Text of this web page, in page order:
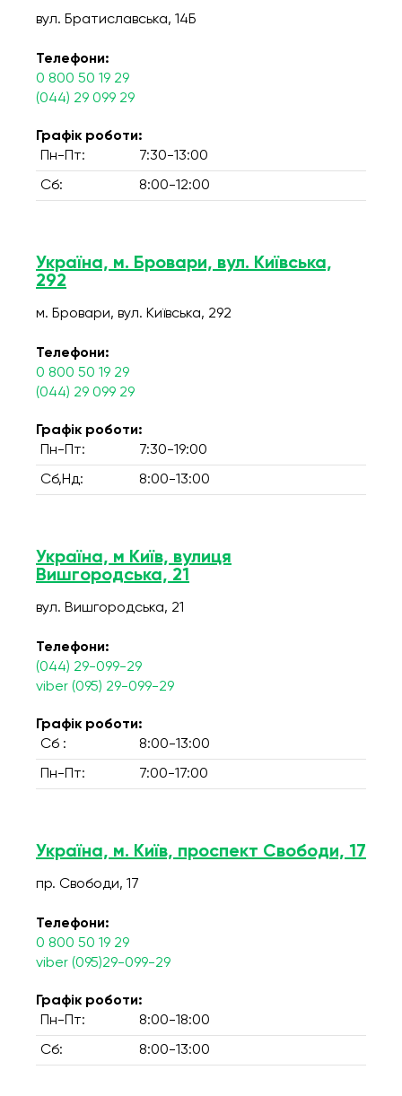
вул. Братиславська, 14Б
Телефони:
0 800 50 19 29
(044) 29 099 29
Графік роботи:
Пн-Пт:
7:30-13:00
Сб: 8:00-12:00
Україна, м. Бровари, вул. Київська,
292
м. Бровари, вул. Київська, 292
Телефони:
0 800 50 19 29
(044) 29 099 29
Графік роботи:
Пн-Пт:
7:30-19:00
Сб,Нд: 8:00-13:00
Україна, м Київ, вулиця
Вишгородська, 21
вул. Вишгородська, 21
Телефони:
(044) 29-099-29
viber (095) 29-099-29
Графік роботи:
Сб :
8:00-13:00
Пн-Пт: 7:00-17:00
Україна, м. Київ, проспект Свободи, 17
пр. Свободи, 17
Телефони:
0 800 50 19 29
viber (095)29-099-29
Графік роботи:
Пн-Пт:
8:00-18:00
Сб: 8:00-13:00